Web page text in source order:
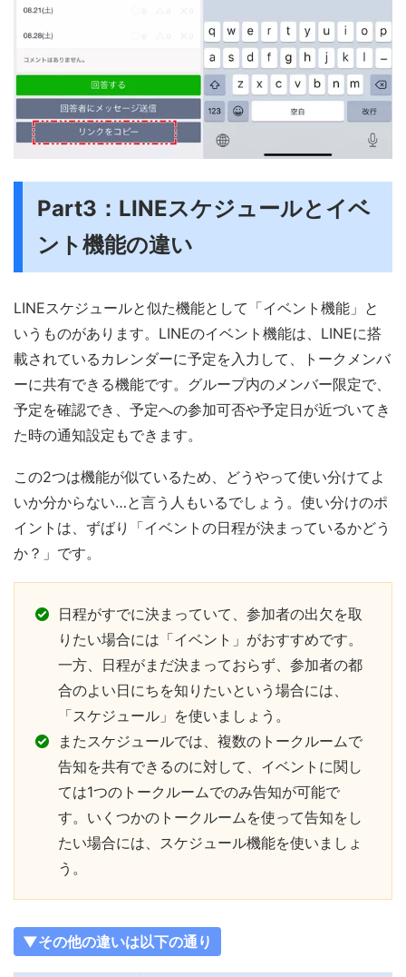
Part3：LINEスケジュールとイベ
ント機能の違い
LINEスケジュールと似た機能として「イベント機能」と
いうものがあります。LINEのイベント機能は、LINEに搭
載されているカレンダーに予定を入力して、トークメンバ
ーに共有できる機能です。グループ内のメンバー限定で、
予定を確認でき、予定への参加可否や予定日が近づいてき
た時の通知設定もできます。
この2つは機能が似ているため、どうやって使い分けてよ
いか分からない…と言う人もいるでしょう。使い分けのポ
イントは、ずばり「イベントの日程が決まっているかどう
か？」です。
日程がすでに決まっていて、参加者の出欠を取
りたい場合には「イベント」がおすすめです。
一方、日程がまだ決まっておらず、参加者の都
合のよい日にちを知りたいという場合には、
「スケジュール」を使いましょう。
またスケジュールでは、複数のトークルームで
告知を共有できるのに対して、イベントに関し
ては1つのトークルームでのみ告知が可能で
す。いくつかのトークルームを使って告知をし
たい場合には、スケジュール機能を使いましょ
う。
▼その他の違いは以下の通り